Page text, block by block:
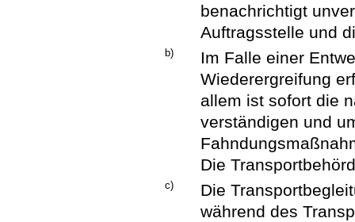
benachrichtigt
Auftragsstelle und
b)
Im Falle einer
Wiederergreifung
allem ist sofort die
verständigen und
Die
c)
Die
während des